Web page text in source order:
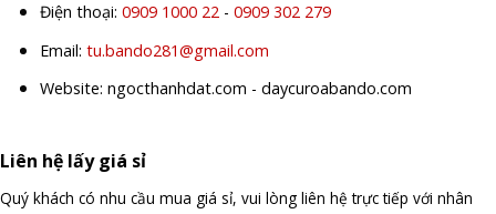
Điện thoại: 0909 1000 22- 0909 302 279
Email: tu.bando281@gmail.com
Website: ngocthanhdat.com - daycuroabando.com
Liên hệ lấy giá sỉ
Quý khách có nhu cầu mua giá sỉ, vui lòng liên hệ trực tiếp với nhân